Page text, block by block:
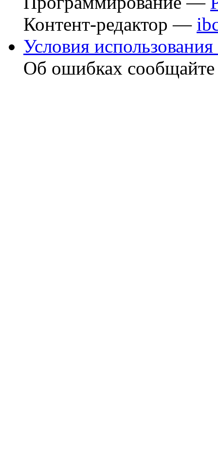
Контент-редактор —
Условия использования
Об ошибках